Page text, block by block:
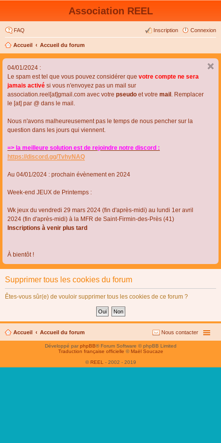
Association REEL
FAQ Connexion
Inscription
Accueil Accueil du forum
04/01/2024 :
Le spam est tel que vous pouvez considérer que votre compte ne sera
jamais activé si vous n'envoyez pas un mail sur
association.reel[at]gmail.com avec votre pseudo et votre mail . Remplacer
le [at] par @ dans le mail.
Nous n'avons malheureusement pas le temps de nous pencher sur la
question dans les jours qui viennent.
=> la meilleure solution est de rejoindre notre discord :
https://discord.gg/TvhyNAQ
Au 04/01/2024 : prochain évènement en 2024
Week-end JEUX de Printemps :
Wk jeux du vendredi 29 mars 2024 (fin d'après-midi) au lundi 1er avril
2024 (fin d'après-midi) à la MFR de Saint-Firmin-des-Près (41)
Inscriptions à venir plus tard
À bientôt !
Supprimer tous les cookies du forum
Êtes-vous sûr(e) de vouloir supprimer tous les cookies de ce forum ?
Accueil Accueil du forum Nous contacter
Développé parphpBB® Forum Software © phpBB Limited
Traduction française officielle © Maël Soucaze
© REEL - 2002 - 2019